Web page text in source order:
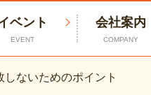
ベント
EVENT
会社案内
COMPANY
ないためのポイント